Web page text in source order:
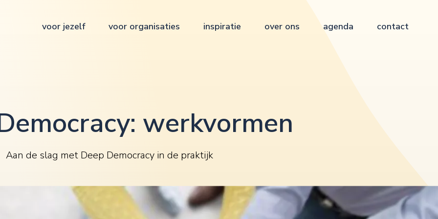
voor jezelf voor organisaties inspiratie over ons agenda contact
werkvormen
Aan de slag met Deep Democracy in de praktijk